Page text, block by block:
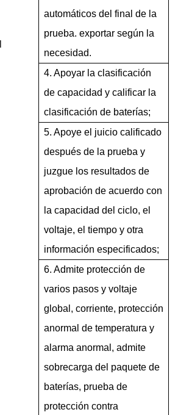
automáticos del final de la
prueba. exportar según la
necesidad.
4. Apoyar la clasificación
de capacidad y calificar la
clasificación de baterías;
5. Apoye el juicio calificado
después de la prueba y
juzgue los resultados de
aprobación de acuerdo con
la capacidad del ciclo, el
voltaje, el tiempo y otra
información especificados;
6. Admite protección de
varios pasos y voltaje
global, corriente, protección
anormal de temperatura y
alarma anormal, admite
sobrecarga del paquete de
baterías, prueba de
protección contra